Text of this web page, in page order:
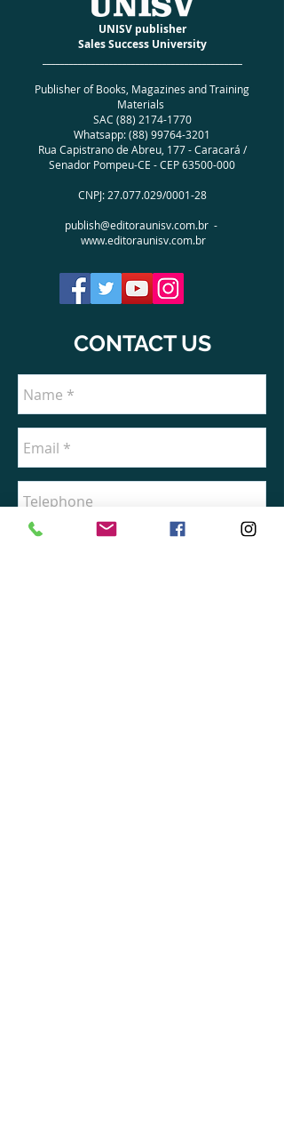
UNISV publisher
Sales Success University
Publisher of Books, Magazines and Training
Materials
SAC (88) 2174-1770
Whatsapp:(88) 99764-3201
Rua Capistrano de Abreu, 177 - Caracará /
Senador Pompeu-CE - CEP63500-000
CNPJ: 27.077.029/0001-28
publish@editoraunisv.com.br-
www.editoraunisv.com.br
CONTACT US